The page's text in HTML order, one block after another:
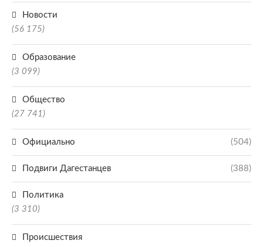
Новости
(56 175)
Образование
(3 099)
Общество
(27 741)
Официально (504)
Подвиги Дагестанцев (388)
Политика
(3 310)
Происшествия